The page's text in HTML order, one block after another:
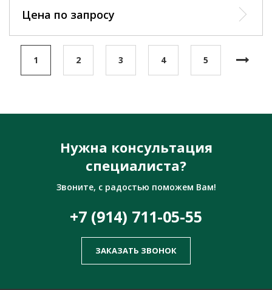
Цена по запросу
1 2 3 4 5
Нужна консультация
специалиста?
Звоните, с радостью поможем Вам!
+7 (914) 711-05-55
ЗАКАЗАТЬ ЗВОНОК